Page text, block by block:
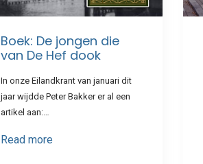
Boek: De jongen die
van De Hef dook
In onze Eilandkrant van januari dit
jaar wijdde Peter Bakker er al een
artikel aan:…
Read more